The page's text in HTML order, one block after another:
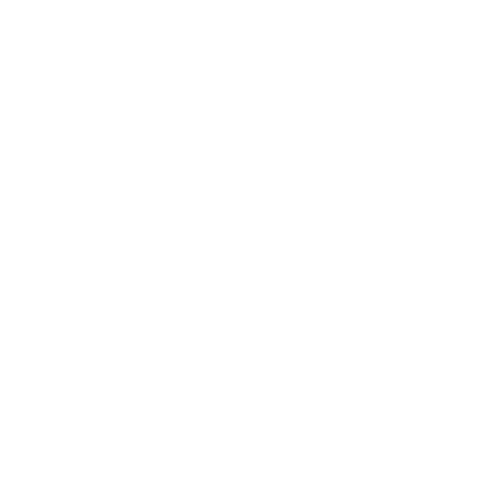
了承ください。
き作成されるも
をご了承くださ
です。
ありません。
です。
ず変更すること
1000ppm以下、
) : 1000ppm、
、
可)を取得する
これらの製造装
通知します。
ムロン制御